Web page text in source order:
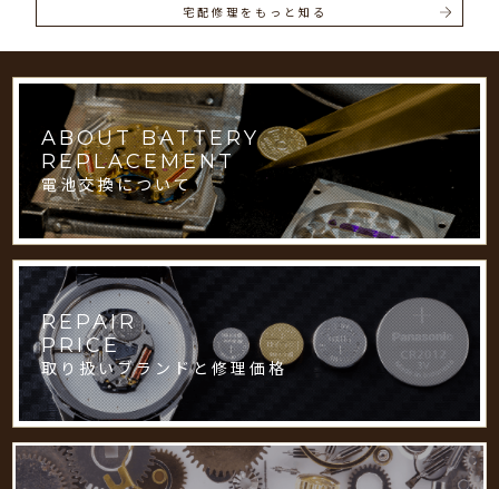
宅配修理をもっと知る
ABOUT BATTERY
REPLACEMENT
電池交換について
REPAIR
PRICE
取り扱いブランドと修理価格